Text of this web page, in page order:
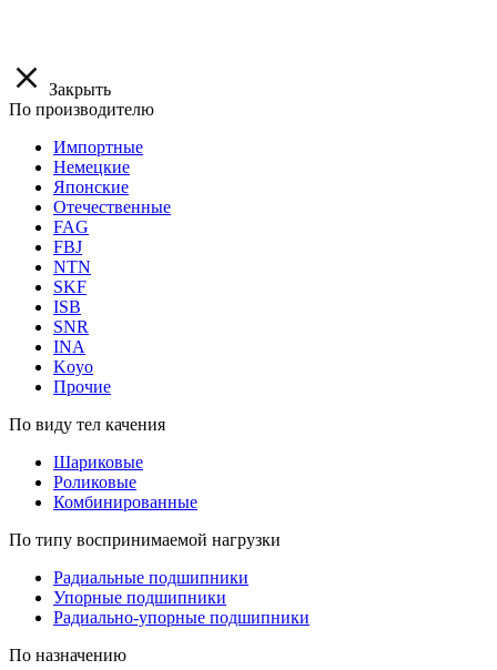
Закрыть
По производителю
Импортные
Немецкие
Японские
Отечественные
FAG
FBJ
NTN
SKF
ISB
SNR
INA
Koyo
Прочие
По виду тел качения
Шариковые
Роликовые
Комбинированные
По типу воспринимаемой нагрузки
Радиальные подшипники
Упорные подшипники
Радиально-упорные подшипники
По назначению